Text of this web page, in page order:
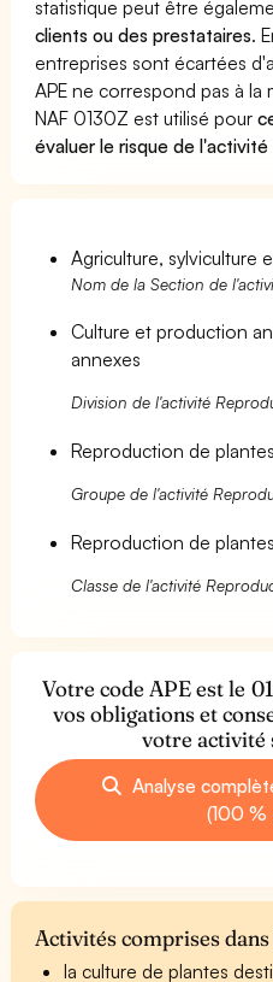
statistique peut être
clients ou des prestataires.
entreprises sont écartées
APE ne correspond pas à
NAF 0130Z est utilisé pour
évaluer le risque de
Agriculture, sylviculture
Nom de la Section de
Culture et production
annexes
Division de l'activité
Reproduction de plantes
Groupe de l'activité
Reproduction de plantes
Classe de l'activité
Votre code APE est le
vos obligations et
votre activité
Analyse
(100 %
Activités comprises
la culture de plantes